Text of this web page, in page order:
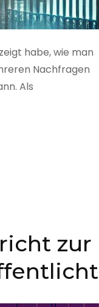
habe, wie man
Nachfragen
Als
zur